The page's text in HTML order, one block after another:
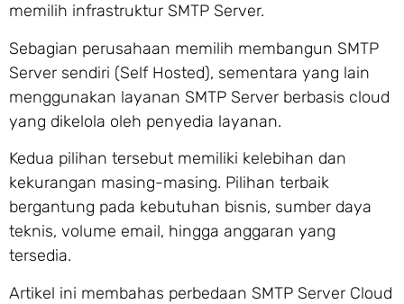
memilih infrastruktur SMTP Server.
Sebagian perusahaan memilih membangun SMTP
Server sendiri (Self Hosted), sementara yang lain
menggunakan layanan SMTP Server berbasis cloud
yang dikelola oleh penyedia layanan.
Kedua pilihan tersebut memiliki kelebihan dan
kekurangan masing-masing. Pilihan terbaik
bergantung pada kebutuhan bisnis, sumber daya
teknis, volume email, hingga anggaran yang
tersedia.
Artikel ini membahas perbedaan SMTP Server Cloud